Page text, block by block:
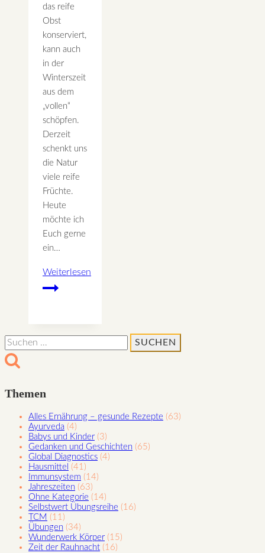
das reife
Obst
konserviert,
kann auch
in der
Winterszeit
aus dem
„vollen“
schöpfen.
Derzeit
schenkt uns
die Natur
viele reife
Früchte.
Heute
möchte ich
Euch gerne
ein…
Weiterlesen
Gesundes
und
Suchen
nach:
Themen
Alles Ernährung – gesunde Rezepte (63)
Ayurveda (4)
Babys und Kinder (3)
Gedanken und Geschichten (65)
Global Diagnostics (4)
Hausmittel (41)
Immunsystem (14)
Jahreszeiten (63)
Ohne Kategorie (14)
Selbstwert Übungsreihe (16)
TCM (11)
Übungen (34)
Wunderwerk Körper (15)
Zeit der Rauhnacht (16)